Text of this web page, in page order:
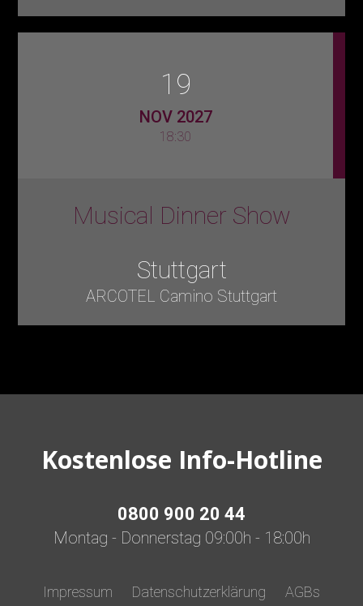
19
NOV 2027
18:30
Musical Dinner Show
Stuttgart
ARCOTEL Camino Stuttgart
Kostenlose Info-Hotline
0800 900 20 44
Montag - Donnerstag 09:00h - 18:00h
Impressum Datenschutzerklärung AGBs